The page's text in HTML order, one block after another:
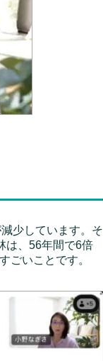
少しています。そ
は、56年間で6倍
ごいことです。